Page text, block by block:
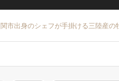
関市出身のシェフが手掛ける三陸産